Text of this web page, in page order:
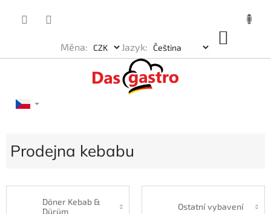
Měna: Jazyk:
Prodejna kebabu
Döner Kebab &
Dürüm
Ostatní vybavení